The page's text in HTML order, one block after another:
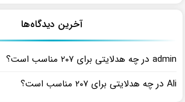
آخرین دیدگاه‌ها
admin درچه هدلایتی برای ۲۰۷ مناسب است؟
Ali درچه هدلایتی برای ۲۰۷ مناسب است؟